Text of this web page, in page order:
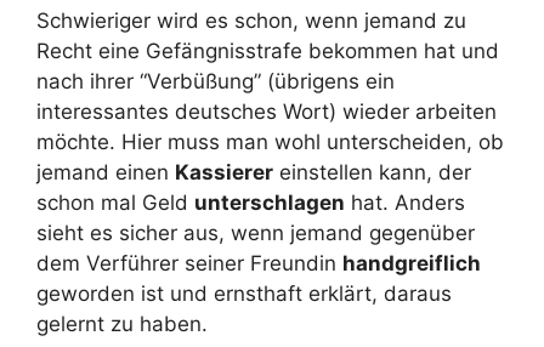
Schwieriger wird es schon, wenn jemand zu
Recht eine Gefängnisstrafe bekommen hat und
nach ihrer “Verbüßung” (übrigens ein
interessantes deutsches Wort) wieder arbeiten
möchte. Hier muss man wohl unterscheiden, ob
jemand einen Kassierer einstellen kann, der
schon mal Geld unterschlagen hat. Anders
sieht es sicher aus, wenn jemand gegenüber
dem Verführer seiner Freundin handgreiflich
geworden ist und ernsthaft erklärt, daraus
gelernt zu haben.